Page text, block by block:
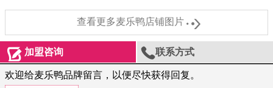
查看更多麦乐鸭店铺图片
加盟咨询 联系方式
欢迎给麦乐鸭品牌留言，以便尽快获得回复。